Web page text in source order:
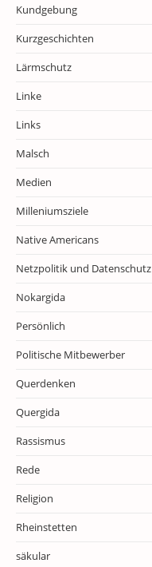
Kundgebung
Kurzgeschichten
Lärmschutz
Linke
Links
Malsch
Medien
Milleniumsziele
Native Americans
Netzpolitik und Datenschutz
Nokargida
Persönlich
Politische Mitbewerber
Querdenken
Quergida
Rassismus
Rede
Religion
Rheinstetten
säkular